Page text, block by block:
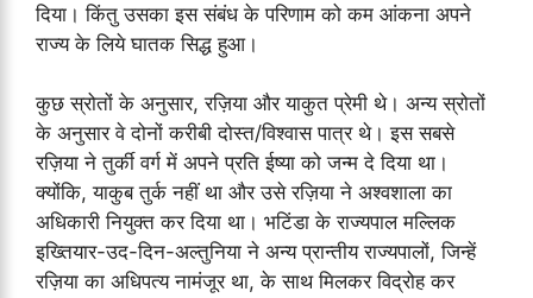
दिया। किंतु उसका इस संबंध के परिणाम को कम आंकना अपने
राज्य के लिये घातक सिद्ध हुआ।
कुछ स्रोतों के अनुसार, रज़िया और याकुत प्रेमी थे। अन्य स्रोतों
के अनुसार वे दोनों करीबी दोस्त/विश्वास पात्र थे। इस सबसे
रज़िया ने तुर्की वर्ग में अपने प्रति ईष्या को जन्म दे दिया था।
क्योंकि, याकुब तुर्क नहीं था और उसे रज़िया ने अश्वशाला का
अधिकारी नियुक्त कर दिया था। भटिंडा के राज्यपाल मल्लिक
इख्तियार-उद-दिन-अल्तुनिया ने अन्य प्रान्तीय राज्यपालों, जिन्हें
रज़िया का अधिपत्य नामंजूर था, के साथ मिलकर विद्रोह कर